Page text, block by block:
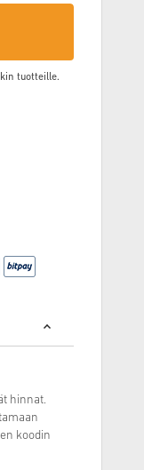
tuotteille.
hinnat.
koodin